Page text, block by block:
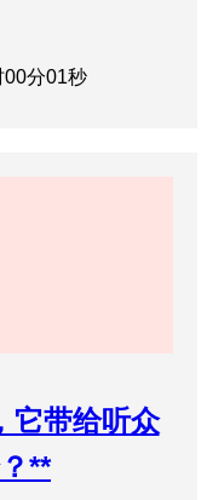
分01秒
它带给听众
**